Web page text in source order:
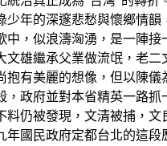
年的深邃悲愁與懷鄉情
中，似浪濤洶湧，是一
文雄繼承父業做流氓，老
有美麗的想像，但以陳
，政府並對本省精英一
料仍被發現，文清被捕
年國民政府定都台北的這